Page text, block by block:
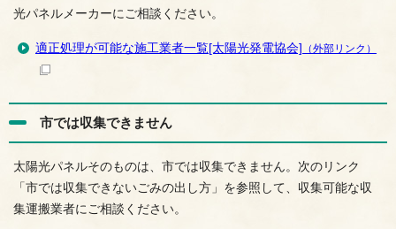
光パネルメーカーにご相談ください。
適正処理が可能な施工業者一覧[太陽光発電協会] （外部リンク）
市では収集できません
太陽光パネルそのものは、市では収集できません。次のリンク
「市では収集できないごみの出し方」を参照して、収集可能な収
集運搬業者にご相談ください。